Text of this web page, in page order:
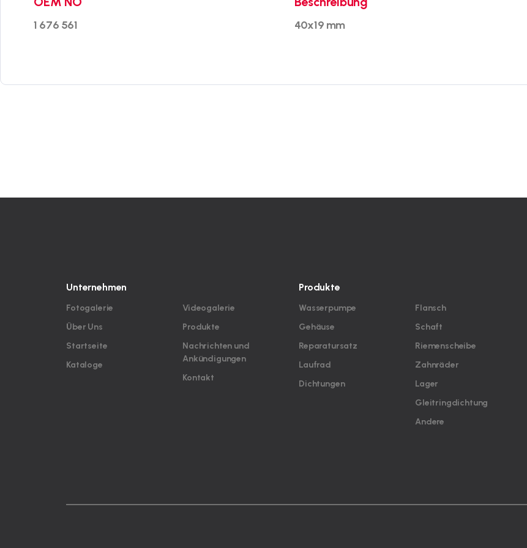
1 676 561 40x19 mm
Unternehmen
Fotogalerie
Über Uns
Startseite
Kataloge
Videogalerie
Produkte
Nachrichten und
Ankündigungen
Kontakt
Produkte
Wasserpumpe
Gehäuse
Reparatursatz
Laufrad
Dichtungen
Flansch
Schaft
Riemenscheibe
Zahnräder
Lager
Gleitringdichtung
Andere